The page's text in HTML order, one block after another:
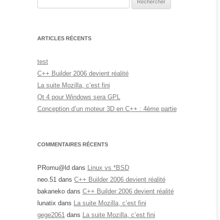
ARTICLES RÉCENTS
test
C++ Builder 2006 devient réalité
La suite Mozilla, c’est fini
Qt 4 pour Windows sera GPL
Conception d’un moteur 3D en C++ : 4ème partie
COMMENTAIRES RÉCENTS
PRomu@ld dans Linux vs *BSD
neo.51dans C++ Builder 2006 devient réalité
bakanekodans C++ Builder 2006 devient réalité
lunatix dans La suite Mozilla, c’est fini
gege2061dans La suite Mozilla, c’est fini